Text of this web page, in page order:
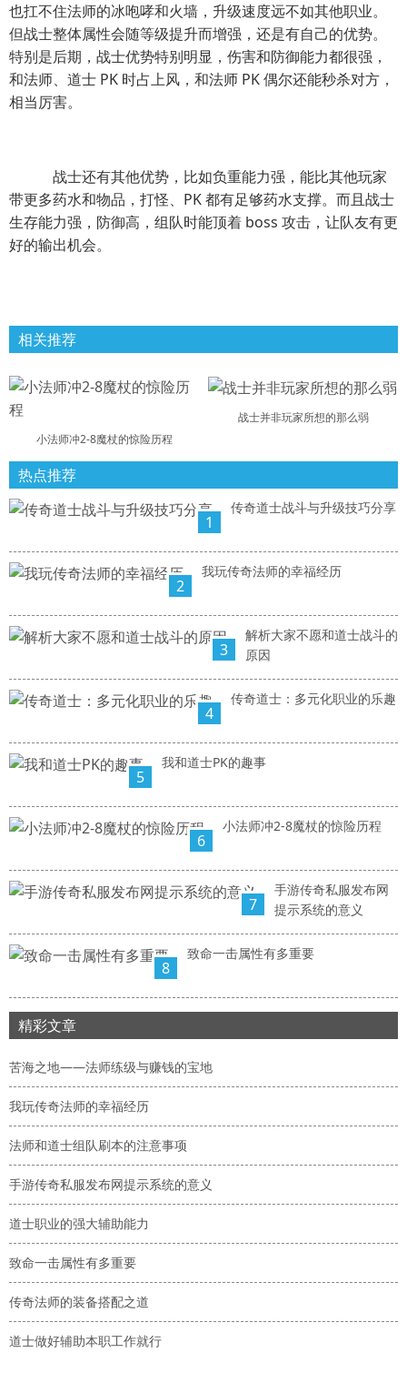
也扛不住法师的冰咆哮和火墙，升级速度远不如其他职业。
但战士整体属性会随等级提升而增强，还是有自己的优势。
特别是后期，战士优势特别明显，伤害和防御能力都很强，
和法师、道士 PK 时占上风，和法师 PK 偶尔还能秒杀对方，
相当厉害。
战士还有其他优势，比如负重能力强，能比其他玩家
带更多药水和物品，打怪、PK 都有足够药水支撑。而且战士
生存能力强，防御高，组队时能顶着 boss 攻击，让队友有更
好的输出机会。
相关推荐
小法师冲2-8魔杖的惊险历程
战士并非玩家所想的那么弱
热点推荐
1
传奇道士战斗与升级技巧分享
2
我玩传奇法师的幸福经历
3
解析大家不愿和道士战斗的
原因
4
传奇道士：多元化职业的乐趣
5
我和道士PK的趣事
6
小法师冲2-8魔杖的惊险历程
7
手游传奇私服发布网
提示系统的意义
8
致命一击属性有多重要
精彩文章
苦海之地——法师练级与赚钱的宝地
我玩传奇法师的幸福经历
法师和道士组队刷本的注意事项
手游传奇私服发布网提示系统的意义
道士职业的强大辅助能力
致命一击属性有多重要
传奇法师的装备搭配之道
道士做好辅助本职工作就行